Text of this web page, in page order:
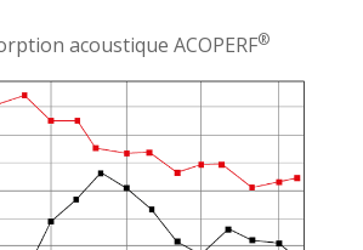
acoustique ACOPERF®